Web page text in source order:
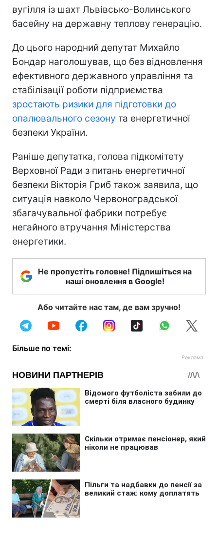
вугілля із шахт Львівсько-Волинського
басейну на державну теплову генерацію.
До цього народний депутат Михайло
Бондар наголошував, що без відновлення
ефективного державного управління та
стабілізації роботи підприємства
зростають ризики для підготовки до
опалювального сезону та енергетичної
безпеки України.
Раніше депутатка, голова підкомітету
Верховної Ради з питань енергетичної
безпеки Вікторія Гриб також заявила, що
ситуація навколо Червоноградської
збагачувальної фабрики потребує
негайного втручання Міністерства
енергетики.
Не пропустіть головне! Підпишіться на
наші оновлення в Google!
Або читайте нас там, де вам зручно!
Більше по темі: